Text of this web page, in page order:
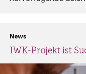
IWK-Projekt ist
News